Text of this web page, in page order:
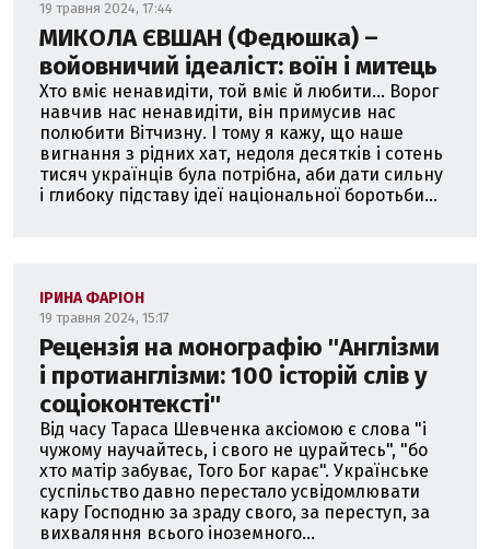
19 травня 2024, 17:44
МИКОЛА ЄВШАН (Федюшка) –
войовничий ідеаліст: воїн і митець
Хто вміє ненавидіти, той вміє й любити... Ворог
навчив нас ненавидіти, він примусив нас
полюбити Вітчизну. І тому я кажу, що наше
вигнання з рідних хат, недоля десятків і сотень
тисяч українців була потрібна, аби дати сильну
і глибоку підставу ідеї національної боротьби...
ІРИНА ФАРІОН
19 травня 2024, 15:17
Рецензія на монографію ''Англізми
і протианглізми: 100 історій слів у
соціоконтексті''
Від часу Тараса Шевченка аксіомою є слова "і
чужому научайтесь, і свого не цурайтесь", "бо
хто матір забуває, Того Бог карає". Українське
суспільство давно перестало усвідомлювати
кару Господню за зраду свого, за переступ, за
вихваляння всього іноземного...